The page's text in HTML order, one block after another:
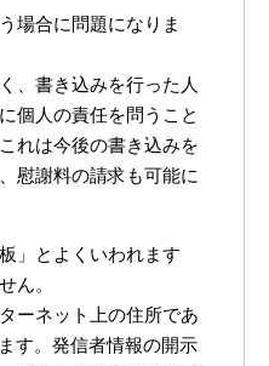
場合に問題になりま
、書き込みを行った人
個人の責任を問うこと
れは今後の書き込みを
慰謝料の請求も可能に
」とよくいわれます
ん。
ーネット上の住所であ
す。発信者情報の開示